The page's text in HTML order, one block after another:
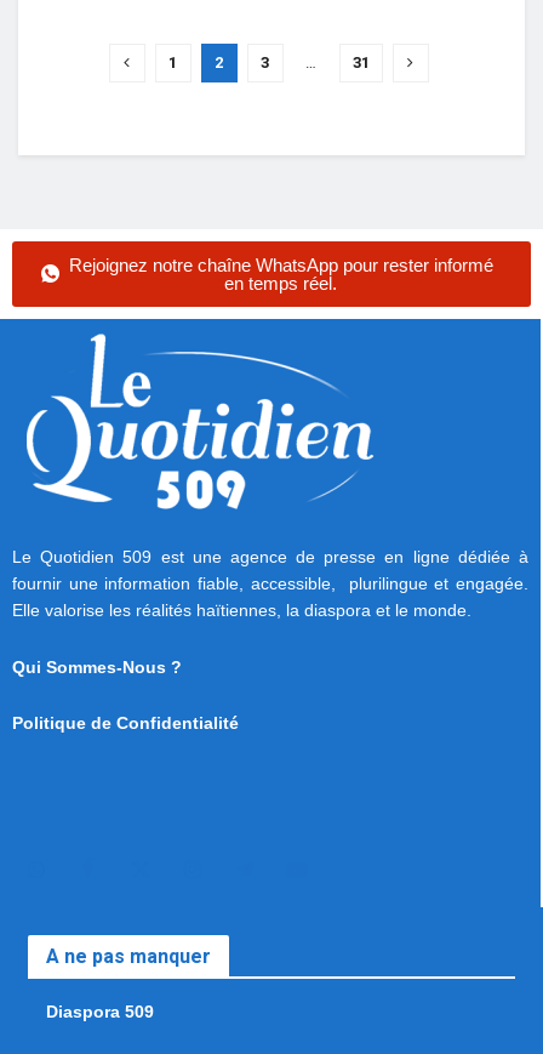
1 2 3 … 31
Rejoignez notre chaîne WhatsApp pour rester informé
en temps réel.
Le Quotidien 509 est une agence de presse en ligne dédiée à
fournir une information fiable, accessible, plurilingue et engagée.
Elle valorise les réalités haïtiennes, la diaspora et le monde.
Qui Sommes-Nous ?
Politique de Confidentialité
A ne pas manquer
Diaspora 509